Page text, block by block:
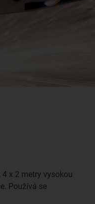
x 2 metry vysokou
Používá se